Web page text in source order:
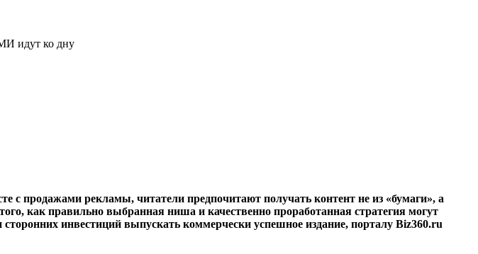
идут ко дну
с продажами рекламы, читатели предпочитают получать контент не из «бумаги», а
как правильно выбранная ниша и качественно проработанная стратегия могут
инвестиций выпускать коммерчески успешное издание, порталу Biz360.ru